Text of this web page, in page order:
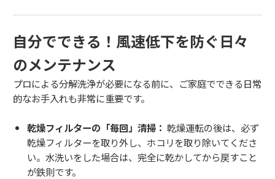
自分でできる！風速低下を防ぐ日々
のメンテナンス
プロによる分解洗浄が必要になる前に、ご家庭でできる日常
的なお手入れも非常に重要です。
乾燥フィルターの「毎回」清掃： 乾燥運転の後は、必ず
乾燥フィルターを取り外し、ホコリを取り除いてくださ
い。水洗いをした場合は、完全に乾かしてから戻すこと
が鉄則です。